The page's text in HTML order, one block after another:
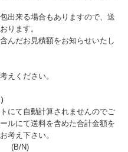
出来る場合もありますので、送
ります。
んだお見積額をお知らせいたし
えください。
にて自動計算されませんのでご
ルにて送料を含めた合計金額を
考え下さい。
(B/N)